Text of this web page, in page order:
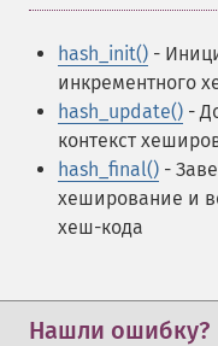
hash_init() -
инкрементного
hash_update() -
контекст
hash_final() -
хеширование и
хеш-кода
Нашли ошибку?